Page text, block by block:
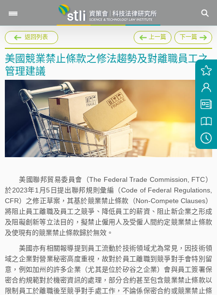
返回列表 上一篇 下一篇
美國競業禁止條款之修法趨勢及對離職員工之
管理建議
美國聯邦貿易委員會（The Federal Trade Commission, FTC）
於2023年1月5日提出聯邦規則彙編（Code of Federal Regulations,
CFR）之修正草案，其基於競業禁止條款（Non-Compete Clauses）
將阻止員工離職及員工之競爭、降低員工的薪資、阻止新企業之形成
及阻礙創新等立法目的，擬禁止僱用人及受僱人間約定競業禁止條款
及使現有的競業禁止條款歸於無效。
美國亦有相關報導提到員工流動於技術領域尤為常見，因技術領
域之企業對營業秘密高度重視，故對於員工離職到競爭對手會特別留
意，例如加州的許多企業（尤其是位於矽谷之企業）會與員工簽署保
密合約規範對於機密資訊的處理，部分合約甚至包含競業禁止條款以
限制員工於離職後至競爭對手處工作，不論係保密合約或競業禁止條